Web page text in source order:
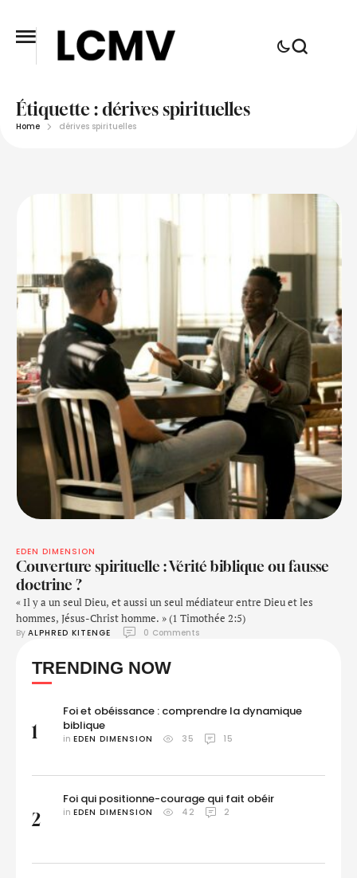
Étiquette :dérives spirituelles
Home dérives spirituelles
EDEN DIMENSION
Couverture spirituelle : Vérité biblique ou fausse
doctrine ?
« Il y a un seul Dieu, et aussi un seul médiateur entre Dieu et les
hommes, Jésus-Christ homme. » (1 Timothée 2:5)
By ALPHRED KITENGE 0 Comments
TRENDING NOW
1
Foi et obéissance : comprendre la dynamique
biblique
in EDEN DIMENSION 35 15
2
Foi qui positionne-courage qui fait obéir
in EDEN DIMENSION 42 2